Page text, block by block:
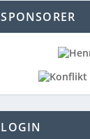
SPONSORER
LOGIN